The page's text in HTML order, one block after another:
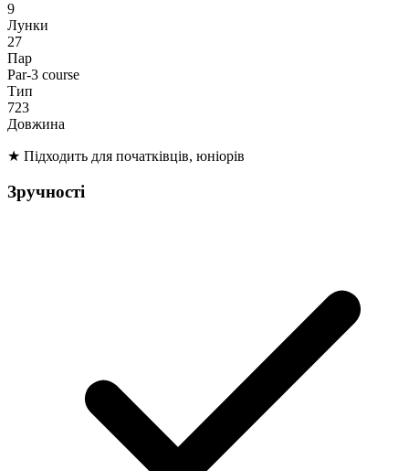
9
Лунки
27
Пар
Par-3 course
Тип
723
Довжина
★ Підходить для початківців, юніорів
Зручності